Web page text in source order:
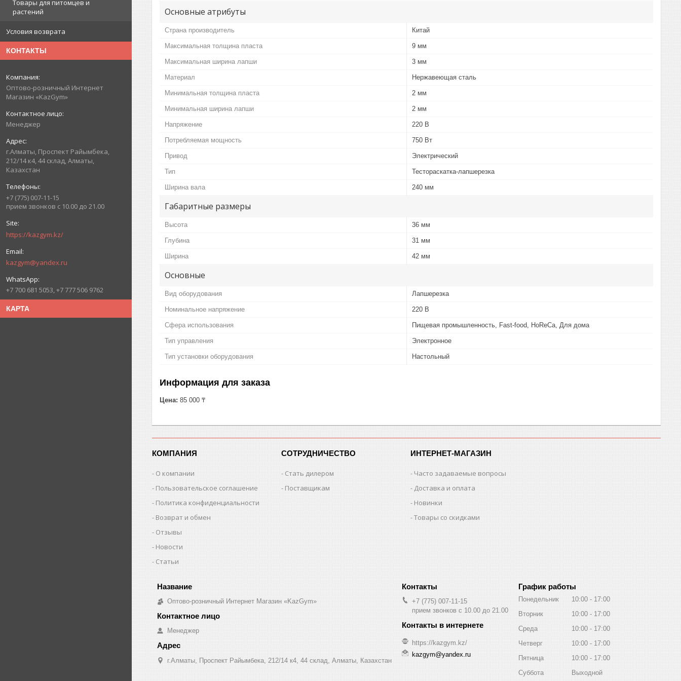
Товары для питомцев и
растений
Условия возврата
КОНТАКТЫ
Оптово-розничный Интернет
Магазин «KazGym»
Менеджер
г.Алматы, Проспект Райымбека,
212/14 к4, 44 склад, Алматы,
Казахстан
+7 (775) 007-11-15
прием звонков с 10.00 до 21.00
https://kazgym.kz/
kazgym@yandex.ru
+7 700 681 5053, +7 777 506 9762
КАРТА
Основные атрибуты
Страна производитель Китай
Максимальная толщина пласта 9 мм
Максимальная ширина лапши 3 мм
Материал Нержавеющая сталь
Минимальная толщина пласта 2 мм
Минимальная ширина лапши 2 мм
Напряжение 220 В
Потребляемая мощность 750 Вт
Привод Электрический
Тип Тестораскатка-лапшерезка
Ширина вала 240 мм
Габаритные размеры
Высота 36 мм
Глубина 31 мм
Ширина 42 мм
Основные
Вид оборудования Лапшерезка
Номинальное напряжение 220 В
Сфера использования Пищевая промышленность, Fast-food, HoReCa, Для дома
Тип управления Электронное
Тип установки оборудования Настольный
Информация для заказа
Цена: 85 000 ₸
КОМПАНИЯ
О компании
Пользовательское соглашение
Политика конфиденциальности
Возврат и обмен
Отзывы
Новости
Статьи
СОТРУДНИЧЕСТВО
Стать дилером
Поставщикам
ИНТЕРНЕТ-МАГАЗИН
Часто задаваемые вопросы
Доставка и оплата
Новинки
Товары со скидками
Оптово-розничный Интернет Магазин «KazGym»
Менеджер
г.Алматы, Проспект Райымбека, 212/14 к4, 44 склад, Алматы, Казахстан
+7 (775) 007-11-15
прием звонков с 10.00 до 21.00
https://kazgym.kz/
kazgym@yandex.ru
График работы
Понедельник 10:00
17:00
Вторник
10:00
17:00
Среда
10:00
17:00
Четверг
10:00
17:00
Пятница
10:00
17:00
Суббота
Выходной